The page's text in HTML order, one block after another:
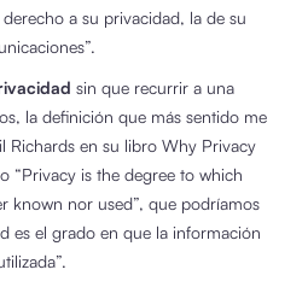
a su privacidad, la de su
sin que recurrir a una
la definición que más sentido me
Richards en su libro Why Privacy
“Privacy is the degree to which
known nor used”, que podríamos
es el grado en que la información